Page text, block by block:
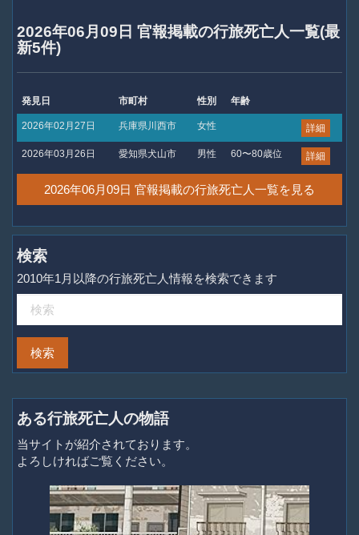
2026年06月09日 官報掲載の行旅死亡人一覧(最
新5件)
発見日 市町村 性別 年齢
2026年02月27日 兵庫県川西市 女性 詳細
2026年03月26日 愛知県犬山市 男性 60〜80歳位 詳細
2026年06月09日 官報掲載の行旅死亡人一覧を見る
検索
2010年1月以降の行旅死亡人情報を検索できます
ある行旅死亡人の物語
当サイトが紹介されております。
よろしければご覧ください。